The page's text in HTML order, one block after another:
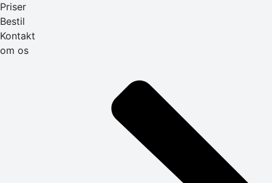
Priser
Bestil
Kontakt
om os